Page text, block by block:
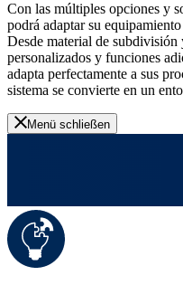
Con las múltiples opciones y
podrá adaptar su
Desde material de subdivisión
personalizados y funciones
adapta perfectamente a sus
sistema se convierte en un
Menü schließen